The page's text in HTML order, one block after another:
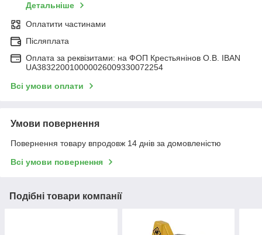
Детальніше
Оплатити частинами
Післяплата
Оплата за реквізитами: на ФОП Крестьянінов О.В. IBAN
UA383220010000026009330072254
Всі умови оплати
Умови повернення
Повернення товару впродовж 14 днів за домовленістю
Всі умови повернення
Подібні товари компанії